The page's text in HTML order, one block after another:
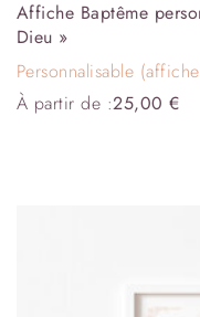
Affiche Baptême
Dieu »
Personnalisable
À partir de :25,00€